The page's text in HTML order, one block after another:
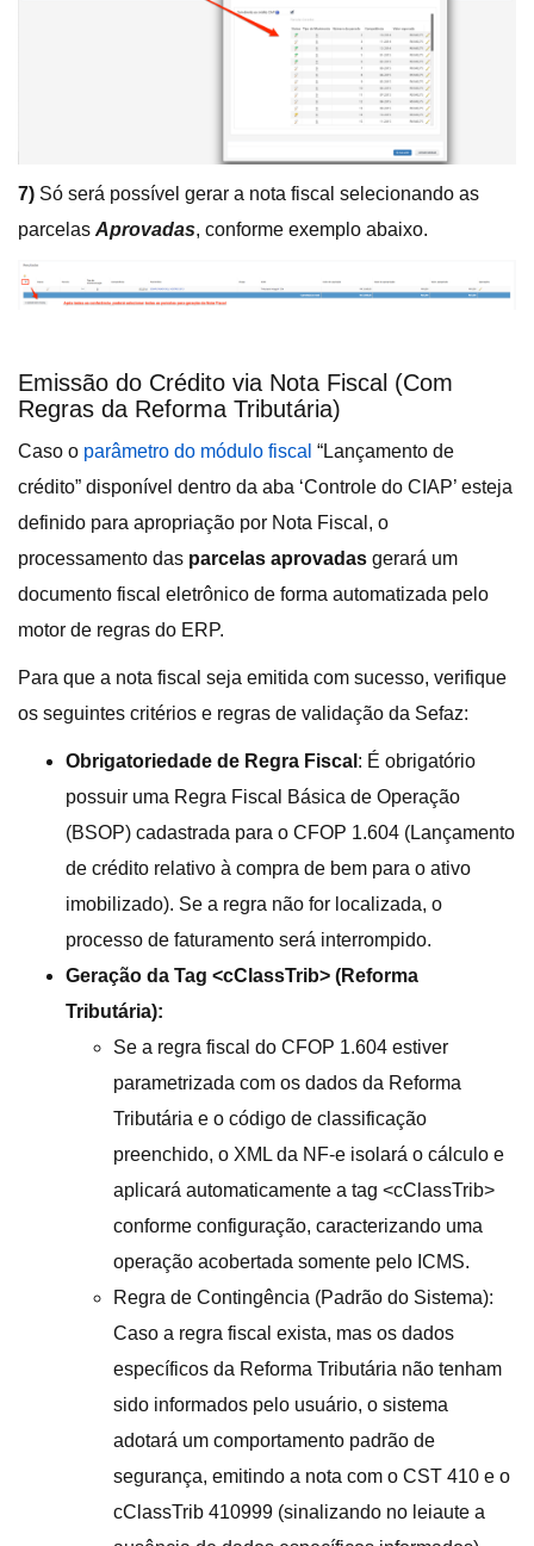
7) Só será possível gerar a nota fiscal selecionando as
parcelas Aprovadas, conforme exemplo abaixo.
Emissão do Crédito via Nota Fiscal (Com
Regras da Reforma Tributária)
Caso o parâmetro do módulo fiscal “Lançamento de
crédito” disponível dentro da aba ‘Controle do CIAP’ esteja
definido para apropriação por Nota Fiscal, o
processamento das parcelas aprovadas gerará um
documento fiscal eletrônico de forma automatizada pelo
motor de regras do ERP.
Para que a nota fiscal seja emitida com sucesso, verifique
os seguintes critérios e regras de validação da Sefaz:
Obrigatoriedade de Regra Fiscal : É obrigatório
possuir uma Regra Fiscal Básica de Operação
(BSOP) cadastrada para o CFOP 1.604 (Lançamento
de crédito relativo à compra de bem para o ativo
imobilizado). Se a regra não for localizada, o
processo de faturamento será interrompido.
Geração da Tag <cClassTrib> (Reforma
Tributária):
Se a regra fiscal do CFOP 1.604 estiver
parametrizada com os dados da Reforma
Tributária e o código de classificação
preenchido, o XML da NF-e isolará o cálculo e
aplicará automaticamente a tag <cClassTrib>
conforme configuração, caracterizando uma
operação acobertada somente pelo ICMS.
Regra de Contingência (Padrão do Sistema):
Caso a regra fiscal exista, mas os dados
específicos da Reforma Tributária não tenham
sido informados pelo usuário, o sistema
adotará um comportamento padrão de
segurança, emitindo a nota com o CST 410 e o
cClassTrib 410999 (sinalizando no leiaute a